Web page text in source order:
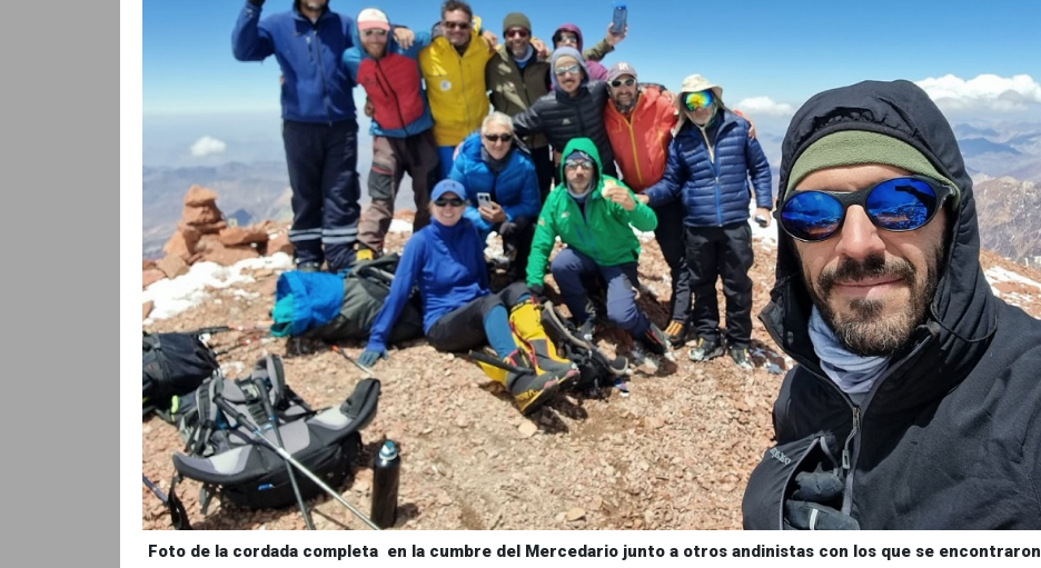
Foto de la cordada completa en la cumbre del Mercedario junto a otros andinistas con los que se encontraron